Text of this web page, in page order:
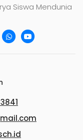
Siswa Mendunia